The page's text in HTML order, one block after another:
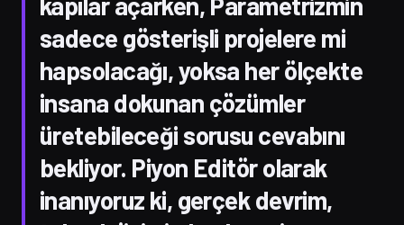
sadece gösterişli projelere mi
hapsolacağı, yoksa her ölçekte
insana dokunan çözümler
üretebileceği sorusu cevabını
bekliyor. Piyon Editör olarak
inanıyoruz ki, gerçek devrim,